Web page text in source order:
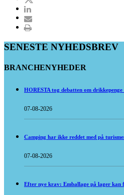
SENESTE NYHEDSBREV
BRANCHENYHEDER
HORESTA tog debatten om
07-08-2026
Camping har ikke reddet med på
07-08-2026
Efter nye krav: Emballage på lager kan